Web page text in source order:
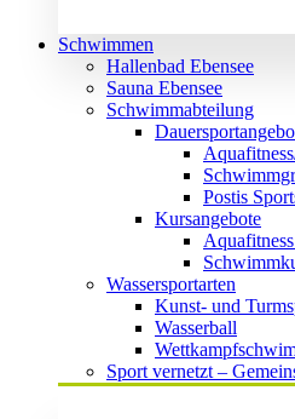
Schwimmen
Hallenbad Ebensee
Sauna Ebensee
Schwimmabteilung
Postis
Kursangebote
Wassersportarten
Kunst- und
Wasserball
Sport vernetzt –